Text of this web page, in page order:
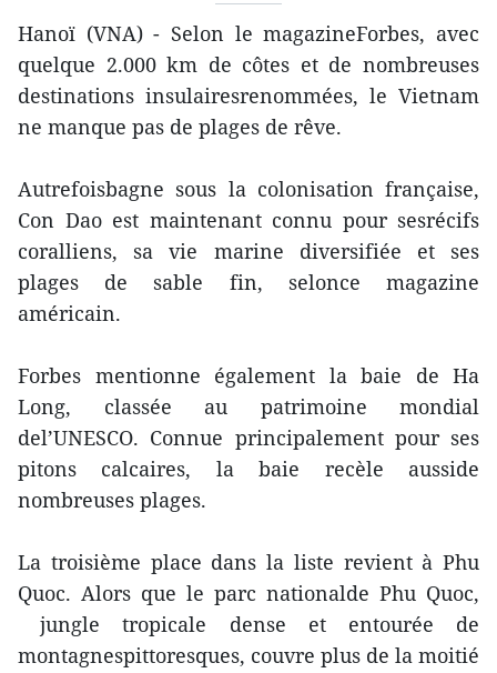
Hanoï (VNA) - Selon le magazineForbes, avec
quelque 2.000 km de côtes et de nombreuses
destinations insulairesrenommées, le Vietnam
ne manque pas de plages de rêve.
Autrefoisbagne sous la colonisation française,
Con Dao est maintenant connu pour sesrécifs
coralliens, sa vie marine diversifiée et ses
plages de sable fin, selonce magazine
américain.
Forbes mentionne également la baie de Ha
Long, classée au patrimoine mondial
del’UNESCO. Connue principalement pour ses
pitons calcaires, la baie recèle ausside
nombreuses plages.
La troisième place dans la liste revient à Phu
Quoc. Alors que le parc nationalde Phu Quoc,
jungle tropicale dense et entourée de
montagnespittoresques, couvre plus de la moitié